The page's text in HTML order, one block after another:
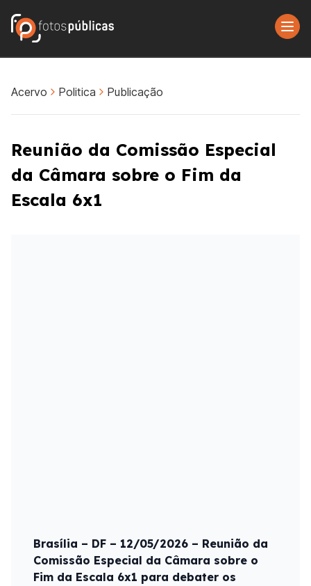
Acervo Politica Publicação
Reunião da Comissão Especial
da Câmara sobre o Fim da
Escala 6x1
Brasília – DF – 12/05/2026 – Reunião da
Comissão Especial da Câmara sobre o
Fim da Escala 6x1 para debater os